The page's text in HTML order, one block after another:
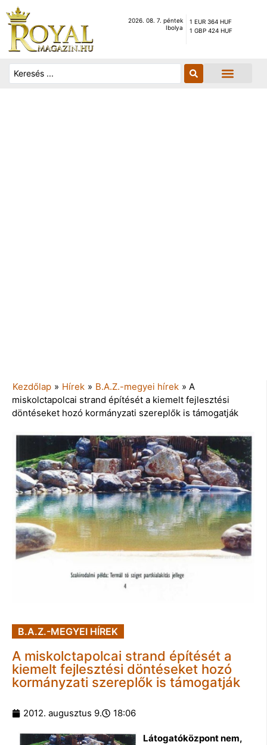
2026. 08. 7. péntek
Ibolya
1 EUR 364 HUF
1 GBP 424 HUF
Kezdőlap » Hírek » B.A.Z.-megyei hírek » A
miskolctapolcai strand építését a kiemelt fejlesztési
döntéseket hozó kormányzati szereplők is támogatják
B.A.Z.-MEGYEI HÍREK
A miskolctapolcai strand építését a
kiemelt fejlesztési döntéseket hozó
kormányzati szereplők is támogatják
2012. augusztus 9. 18:06
Látogatóközpont nem,